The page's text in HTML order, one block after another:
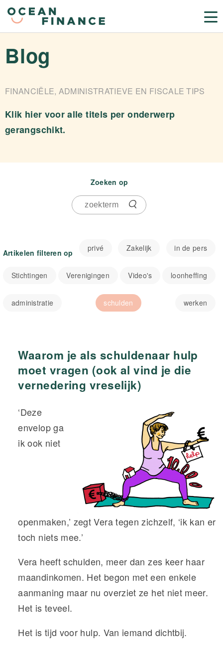
Blog
FINANCIËLE, ADMINISTRATIEVE EN FISCALE TIPS
Klik hier voor alle titels per onderwerp
gerangschikt.
Zoeken op
Artikelen filteren op privé Zakelijk in de pers
Stichtingen Verenigingen Video's loonheffing
administratie schulden werken
Waarom je als schuldenaar hulp
moet vragen (ook al vind je die
vernedering vreselijk)
‘Deze
envelop ga
ik ook niet
openmaken,’ zegt Vera tegen zichzelf, ‘ik kan er
toch niets mee.’
Vera heeft schulden, meer dan zes keer haar
maandinkomen. Het begon met een enkele
aanmaning maar nu overziet ze het niet meer.
Het is teveel.
Het is tijd voor hulp. Van iemand dichtbij.